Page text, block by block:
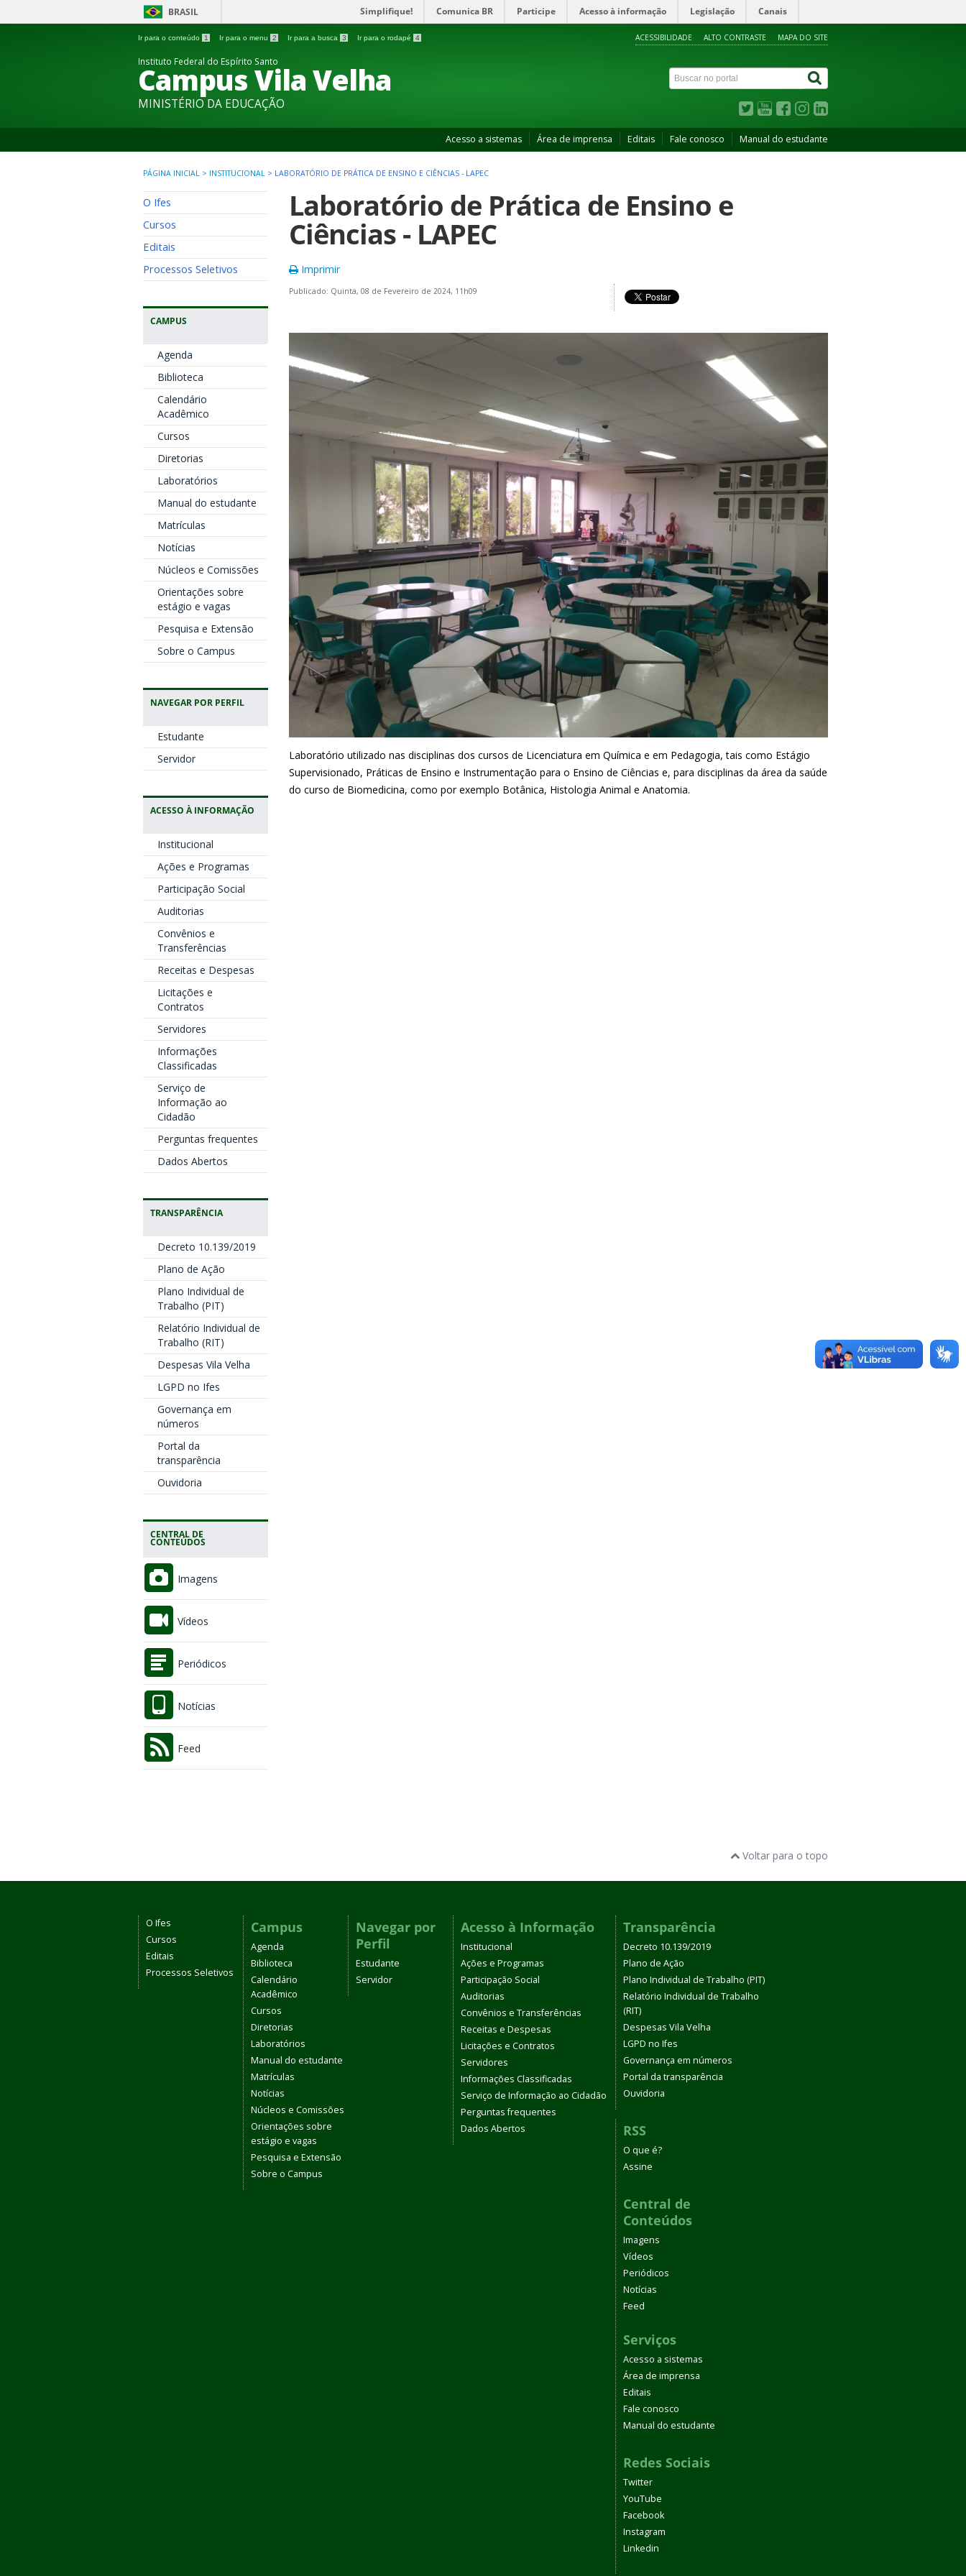
BRASIL Simplifique! Comunica BR Participe Acesso à informação Legislação Canais
Ir para o conteúdo 1 Ir para o menu 2 Ir para a busca 3 Ir para o rodapé 4 ACESSIBILIDADE ALTO CONTRASTE MAPA DO SITE
Instituto Federal do Espírito Santo
Campus Vila Velha
MINISTÉRIO DA EDUCAÇÃO
Acesso a sistemas Área de imprensa Editais Fale conosco Manual do estudante
PÁGINA INICIAL > INSTITUCIONAL > LABORATÓRIO DE PRÁTICA DE ENSINO E CIÊNCIAS - LAPEC
O Ifes
Cursos
Editais
Processos Seletivos
CAMPUS
Agenda
Biblioteca
Calendário
Acadêmico
Cursos
Diretorias
Laboratórios
Manual do estudante
Matrículas
Notícias
Núcleos e Comissões
Orientações sobre
estágio e vagas
Pesquisa e Extensão
Sobre o Campus
NAVEGAR POR PERFIL
Estudante
Servidor
ACESSO À INFORMAÇÃO
Institucional
Ações e Programas
Participação Social
Auditorias
Convênios e
Transferências
Receitas e Despesas
Licitações e
Contratos
Servidores
Informações
Classificadas
Serviço de
Informação ao
Cidadão
Perguntas frequentes
Dados Abertos
TRANSPARÊNCIA
Decreto 10.139/2019
Plano de Ação
Plano Individual de
Trabalho (PIT)
Relatório Individual de
Trabalho (RIT)
Despesas Vila Velha
LGPD no Ifes
Governança em
números
Portal da
transparência
Ouvidoria
CENTRAL DE
CONTEÚDOS
Imagens
Vídeos
Periódicos
Notícias
Feed
Laboratório de Prática de Ensino e
Ciências - LAPEC
Imprimir
Publicado: Quinta, 08 de Fevereiro de 2024, 11h09
Laboratório utilizado nas disciplinas dos cursos de Licenciatura em Química e em Pedagogia, tais como Estágio
Supervisionado, Práticas de Ensino e Instrumentação para o Ensino de Ciências e, para disciplinas da área da saúde
do curso de Biomedicina, como por exemplo Botânica, Histologia Animal e Anatomia.
Voltar para o topo
O Ifes
Cursos
Editais
Processos Seletivos
Campus
Agenda
Biblioteca
Calendário
Acadêmico
Cursos
Diretorias
Laboratórios
Manual do estudante
Matrículas
Notícias
Núcleos e Comissões
Orientações sobre
estágio e vagas
Pesquisa e Extensão
Sobre o Campus
Navegar por
Perfil
Estudante
Servidor
Acesso à Informação
Institucional
Ações e Programas
Participação Social
Auditorias
Convênios e Transferências
Receitas e Despesas
Licitações e Contratos
Servidores
Informações Classificadas
Serviço de Informação ao Cidadão
Perguntas frequentes
Dados Abertos
Transparência
Decreto 10.139/2019
Plano de Ação
Plano Individual de Trabalho (PIT)
Relatório Individual de Trabalho
(RIT)
Despesas Vila Velha
LGPD no Ifes
Governança em números
Portal da transparência
Ouvidoria
RSS
O que é?
Assine
Central de
Conteúdos
Imagens
Vídeos
Periódicos
Notícias
Feed
Serviços
Acesso a sistemas
Área de imprensa
Editais
Fale conosco
Manual do estudante
Redes Sociais
Twitter
YouTube
Facebook
Instagram
Linkedin